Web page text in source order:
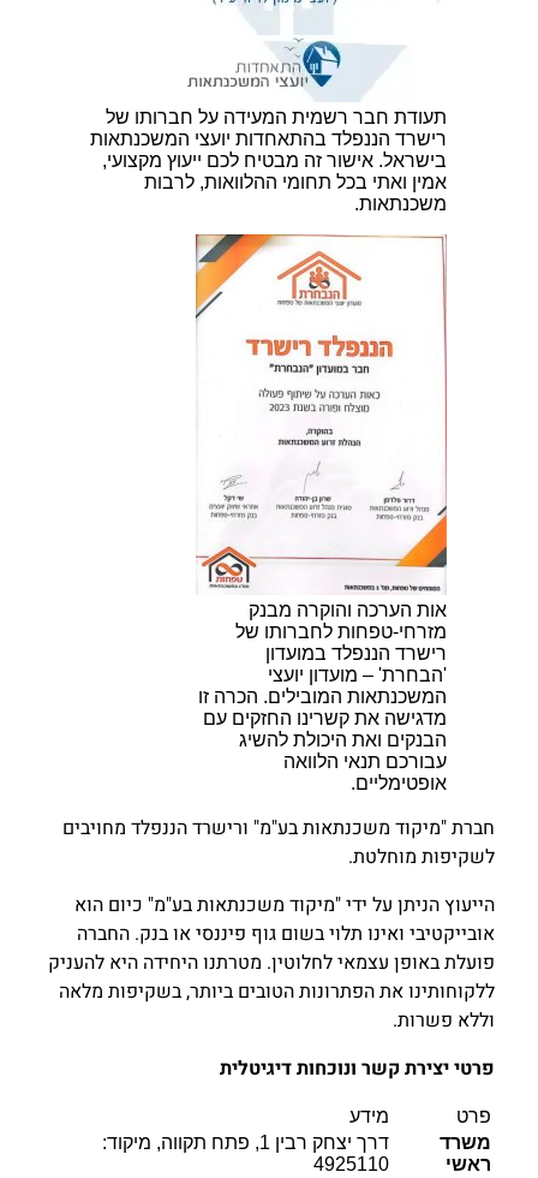
תעודת חבר רשמית המעידה על חברותו של
רישרד הננפלד בהתאחדות יועצי המשכנתאות
בישראל. אישור זה מבטיח לכם ייעוץ מקצועי,
אמין ואתי בכל תחומי ההלוואות, לרבות
משכנתאות.
אות הערכה והוקרה מבנק
מזרחי-טפחות לחברותו של
רישרד הננפלד במועדון
'הבחרת' – מועדון יועצי
המשכנתאות המובילים. הכרה זו
מדגישה את קשרינו החזקים עם
הבנקים ואת היכולת להשיג
עבורכם תנאי הלוואה
אופטימליים.
חברת "מיקוד משכנתאות בע"מ" ורישרד הננפלד מחויבים
לשקיפות מוחלטת.
הייעוץ הניתן על ידי "מיקוד משכנתאות בע"מ" כיום הוא
אובייקטיבי ואינו תלוי בשום גוף פיננסי או בנק. החברה
פועלת באופן עצמאי לחלוטין. מטרתנו היחידה היא להעניק
ללקוחותינו את הפתרונות הטובים ביותר, בשקיפות מלאה
וללא פשרות.
פרטי יצירת קשר ונוכחות דיגיטלית
פרט
מידע
משרד
ראשי
דרך יצחק רבין 1, פתח תקווה, מיקוד:
4925110